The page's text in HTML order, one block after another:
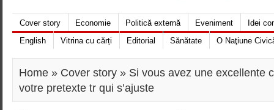
Cover story Economie Politică externă Eveniment
Idei
English
Vitrina cu cărți Editorial Sănătate O Naţiune
Home » Cover story » Si vous avez une excellente
votre pretexte tr qui s’ajuste